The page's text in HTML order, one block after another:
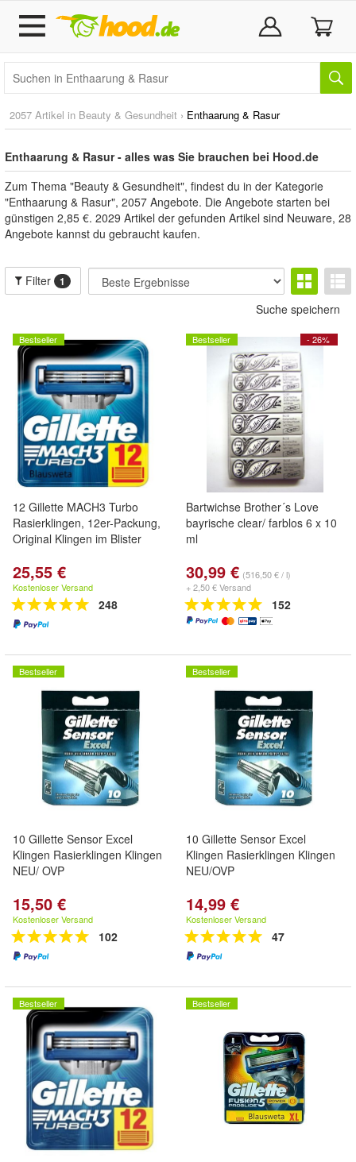
2057 Artikel in Beauty & Gesundheit › Enthaarung & Rasur
Enthaarung & Rasur - alles was Sie brauchen bei Hood.de
Zum Thema "Beauty & Gesundheit", findest du in der Kategorie
"Enthaarung & Rasur", 2057 Angebote. Die Angebote starten bei
günstigen 2,85 €. 2029 Artikel der gefunden Artikel sind Neuware, 28
Angebote kannst du gebraucht kaufen.
Filter 1
Suche speichern
Bestseller
12 Gillette MACH3 Turbo
Rasierklingen, 12er-Packung,
Original Klingen im Blister
25,55 €
Kostenloser Versand
248
- 26%
Bestseller
Bartwichse Brother´s Love
bayrische clear/ farblos 6 x 10
ml
30,99 € (516,50 € / l)
+ 2,50 € Versand
152
Bestseller
10 Gillette Sensor Excel
Klingen Rasierklingen Klingen
NEU/ OVP
15,50 €
Kostenloser Versand
102
Bestseller
10 Gillette Sensor Excel
Klingen Rasierklingen Klingen
NEU/OVP
14,99 €
Kostenloser Versand
47
Bestseller Bestseller